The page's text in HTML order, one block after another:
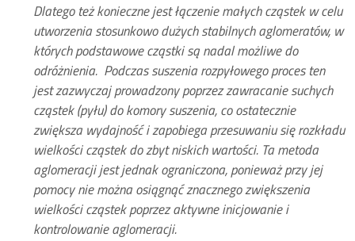
Dlatego też konieczne jest łączenie małych cząstek w celu
utworzenia stosunkowo dużych stabilnych aglomeratów, w
których podstawowe cząstki są nadal możliwe do
odróżnienia. Podczas suszenia rozpyłowego proces ten
jest zazwyczaj prowadzony poprzez zawracanie suchych
cząstek (pyłu) do komory suszenia, co ostatecznie
zwiększa wydajność i zapobiega przesuwaniu się rozkładu
wielkości cząstek do zbyt niskich wartości. Ta metoda
aglomeracji jest jednak ograniczona, ponieważ przy jej
pomocy nie można osiągnąć znacznego zwiększenia
wielkości cząstek poprzez aktywne inicjowanie i
kontrolowanie aglomeracji.